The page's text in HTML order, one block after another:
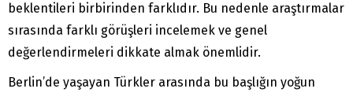
beklentileri birbirinden farklıdır. Bu nedenle araştırmalar
sırasında farklı görüşleri incelemek ve genel
değerlendirmeleri dikkate almak önemlidir.
Berlin’de yaşayan Türkler arasında bu başlığın yoğun